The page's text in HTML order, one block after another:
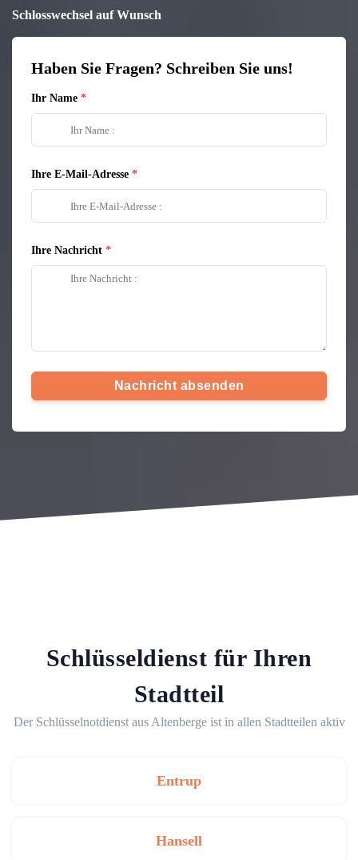
Schlosswechsel auf Wunsch
Haben Sie Fragen? Schreiben Sie uns!
Ihr Name
Ihre E-Mail-Adresse
Ihre Nachricht
Nachricht absenden
Schlüsseldienst für Ihren
Stadtteil
Der Schlüsselnotdienst aus Altenberge ist in allen Stadtteilen aktiv
Entrup
Hansell